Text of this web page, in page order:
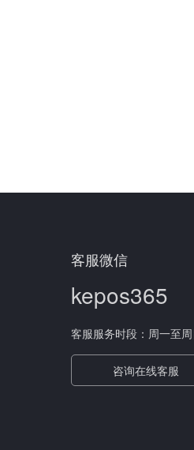
客服微信
kepos365
客服服务时段：周一至
咨询在线客服